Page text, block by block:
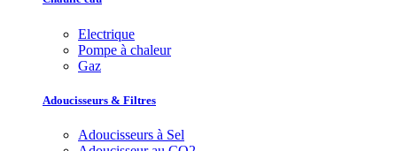
Electrique
Pompe à chaleur
Gaz
Adoucisseurs & Filtres
Adoucisseurs à Sel